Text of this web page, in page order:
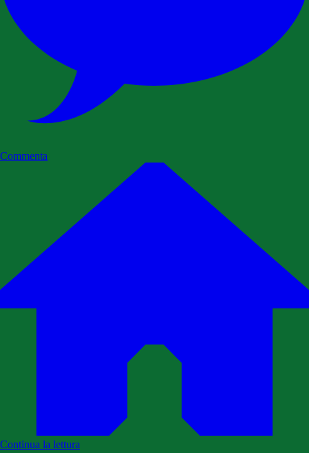
Commenta
Continua la lettura